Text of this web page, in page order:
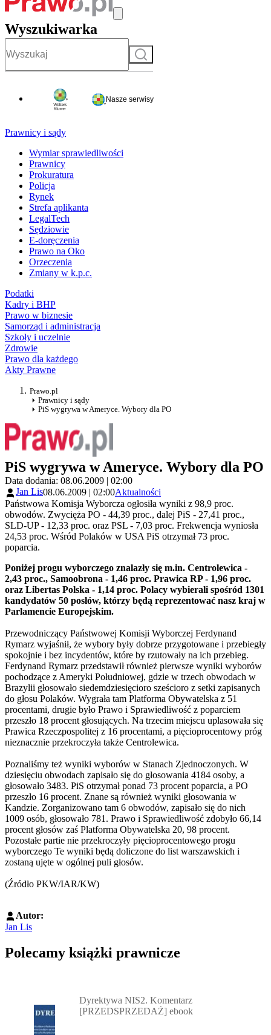
Wyszukiwarka
Szukaj
Nasze serwisy
Prawnicy i sądy
Wymiar sprawiedliwości
Prawnicy
Prokuratura
Policja
Rynek
Strefa aplikanta
LegalTech
Sędziowie
E-doręczenia
Prawo na Oko
Orzeczenia
Zmiany w k.p.c.
Podatki
Kadry i BHP
Prawo w biznesie
Samorząd i administracja
Szkoły i uczelnie
Zdrowie
Prawo dla każdego
Akty Prawne
Prawo.pl
Prawnicy i sądy
PiS wygrywa w Ameryce. Wybory dla PO
PiS wygrywa w Ameryce. Wybory dla PO
Data dodania: 08.06.2009 | 02:00
Jan Lis08.06.2009 | 02:00Aktualności
Państwowa Komisja Wyborcza ogłosiła wyniki z 98,9 proc.
obwodów. Zwycięża PO - 44,39 proc., dalej PiS - 27,41 proc.,
SLD-UP - 12,33 proc. oraz PSL - 7,03 proc. Frekwencja wyniosła
24,53 proc. Wśród Polaków w USA PiS otrzymał 73 proc.
poparcia.
Poniżej progu wyborczego znalazły się m.in. Centrolewica -
2,43 proc., Samoobrona - 1,46 proc. Prawica RP - 1,96 proc.
oraz Libertas Polska - 1,14 proc. Polacy wybierali spośród 1301
kandydatów 50 posłów, którzy będą reprezentować nasz kraj w
Parlamencie Europejskim.
Przewodniczący Państwowej Komisji Wyborczej Ferdynand
Rymarz wyjaśnił, że wybory były dobrze przygotowane i przebiegły
spokojnie i bez incydentów, które by rzutowały na ich przebieg.
Ferdynand Rymarz przedstawił również pierwsze wyniki wyborów
pochodzące z Ameryki Południowej, gdzie w trzech obwodach w
Brazylii głosowało siedemdziesięcioro sześcioro z setki zapisanych
do głosu Polaków. Wygrała tam Platforma Obywatelska z 51
procentami, drugie było Prawo i Sprawiedliwość z poparciem
przeszło 18 procent głosujących. Na trzecim miejscu uplasowała się
Prawica Rzeczpospolitej z 16 procentami, a pięcioprocentowy próg
nieznacznie przekroczyła także Centrolewica.
Poznaliśmy też wyniki wyborów w Stanach Zjednoczonych. W
dziesięciu obwodach zapisało się do głosowania 4184 osoby, a
głosowało 3483. PiS otrzymał ponad 73 procent poparcia, a PO
przeszło 16 procent. Znane są również wyniki głosowania w
Kandzie. Zorganizowano tam 6 obwodów, zapisało się do nich
1009 osób, głosowało 781. Prawo i Sprawiedliwość zdobyło 66,14
procent głosów zaś Platforma Obywatelska 20, 98 procent.
Pozostałe partie nie przekroczyły pięcioprocentowego progu
wyborczego Te wyniki będą doliczone do list warszawskich i
zostaną ujęte w ogólnej puli głosów.
(Źródło PKW/IAR/KW)
Autor:
Jan Lis
Polecamy książki prawnicze
Dyrektywa NIS2. Komentarz
[PRZEDSPRZEDAŻ] ebook